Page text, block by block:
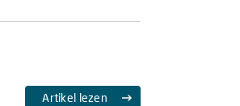
Artikel lezen